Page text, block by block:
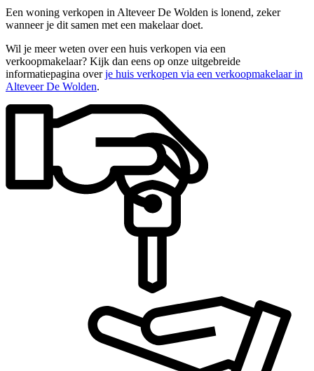
Een woning verkopen in Alteveer De Wolden is lonend, zeker
wanneer je dit samen met een makelaar doet.
Wil je meer weten over een huis verkopen via een
verkoopmakelaar? Kijk dan eens op onze uitgebreide
informatiepagina overje huis verkopen via een verkoopmakelaar in
Alteveer De Wolden.